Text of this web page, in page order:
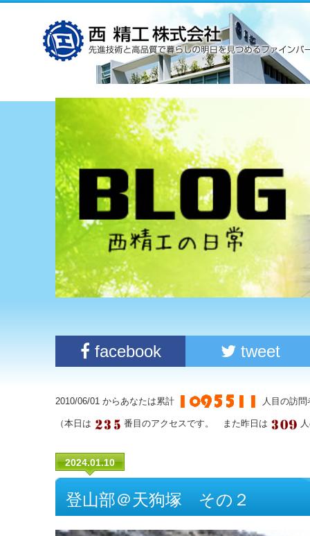
facebook tweet
2010/06/01 からあなたは累計 人目の訪
（本日は 番目のアクセスです。 また昨日は
2024.01.10
登山部＠天狗塚 その２